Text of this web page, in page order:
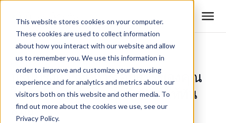
This website stores cookies on your computer.
These cookies are used to collect information
about how you interact with our website and allow
us to remember you. We use this information in
order to improve and customize your browsing
experience and for analytics and metrics about our
visitors both on this website and other media. To
find out more about the cookies we use, see our
Privacy Policy.
โลจิสติกส์และซัพพลายเชน
ปรับปรุงการจัดการเอกสารของคุณ
ในธุรกิจขนส่งและโลจิสติกส์ให้ทัน
สมัย